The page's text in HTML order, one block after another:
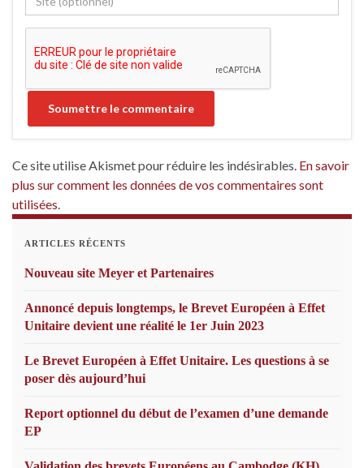
Ce site utilise Akismet pour réduire les indésirables. En savoir
plus sur comment les données de vos commentaires sont
utilisées.
ARTICLES RÉCENTS
Nouveau site Meyer et Partenaires
Annoncé depuis longtemps, le Brevet Européen à Effet
Unitaire devient une réalité le 1er Juin 2023
Le Brevet Européen à Effet Unitaire. Les questions à se
poser dès aujourd’hui
Report optionnel du début de l’examen d’une demande
EP